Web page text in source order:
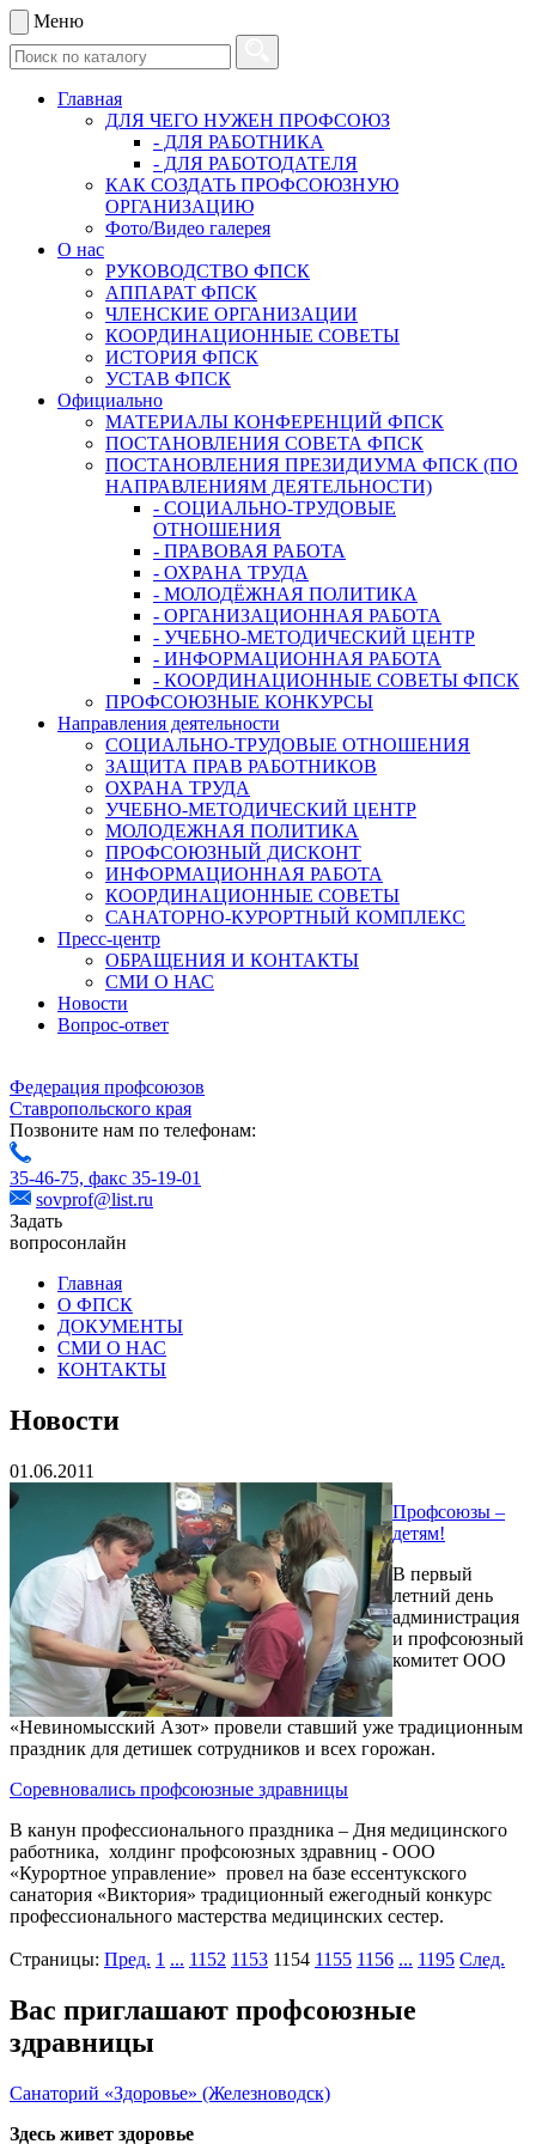
Меню
Главная
ДЛЯ ЧЕГО НУЖЕН ПРОФСОЮЗ
- ДЛЯ РАБОТНИКА
- ДЛЯ РАБОТОДАТЕЛЯ
КАК СОЗДАТЬ ПРОФСОЮЗНУЮ
ОРГАНИЗАЦИЮ
Фото/Видео галерея
О нас
РУКОВОДСТВО ФПСК
АППАРАТ ФПСК
ЧЛЕНСКИЕ ОРГАНИЗАЦИИ
КООРДИНАЦИОННЫЕ СОВЕТЫ
ИСТОРИЯ ФПСК
УСТАВ ФПСК
Официально
МАТЕРИАЛЫ КОНФЕРЕНЦИЙ ФПСК
ПОСТАНОВЛЕНИЯ СОВЕТА ФПСК
ПОСТАНОВЛЕНИЯ ПРЕЗИДИУМА ФПСК (ПО
НАПРАВЛЕНИЯМ ДЕЯТЕЛЬНОСТИ)
- СОЦИАЛЬНО-ТРУДОВЫЕ
ОТНОШЕНИЯ
- ПРАВОВАЯ РАБОТА
- ОХРАНА ТРУДА
- МОЛОДЁЖНАЯ ПОЛИТИКА
- ОРГАНИЗАЦИОННАЯ РАБОТА
- УЧЕБНО-МЕТОДИЧЕСКИЙ ЦЕНТР
- ИНФОРМАЦИОННАЯ РАБОТА
- КООРДИНАЦИОННЫЕ СОВЕТЫ ФПСК
ПРОФСОЮЗНЫЕ КОНКУРСЫ
Направления деятельности
СОЦИАЛЬНО-ТРУДОВЫЕ ОТНОШЕНИЯ
ЗАЩИТА ПРАВ РАБОТНИКОВ
ОХРАНА ТРУДА
УЧЕБНО-МЕТОДИЧЕСКИЙ ЦЕНТР
МОЛОДЕЖНАЯ ПОЛИТИКА
ПРОФСОЮЗНЫЙ ДИСКОНТ
ИНФОРМАЦИОННАЯ РАБОТА
КООРДИНАЦИОННЫЕ СОВЕТЫ
САНАТОРНО-КУРОРТНЫЙ КОМПЛЕКС
Пресс-центр
ОБРАЩЕНИЯ И КОНТАКТЫ
СМИ О НАС
Новости
Вопрос-ответ
Федерация профсоюзов
Ставропольского края
Позвоните нам по телефонам:
35-46-75, факс 35-19-01
sovprof@list.ru
Задать
вопросонлайн
Главная
О ФПСК
ДОКУМЕНТЫ
СМИ О НАС
КОНТАКТЫ
Новости
01.06.2011
Профсоюзы –
детям!
В первый
летний день
администрация
и профсоюзный
комитет ООО
«Невиномысский Азот» провели ставший уже традиционным
праздник для детишек сотрудников и всех горожан.
Соревновались профсоюзные здравницы
В канун профессионального праздника – Дня медицинского
работника, холдинг профсоюзных здравниц - ООО
«Курортное управление» провел на базе ессентукского
санатория «Виктория» традиционный ежегодный конкурс
профессионального мастерства медицинских сестер.
Страницы: Пред. 1 ... 1152 1153 1154 1155 1156 ... 1195 След.
Вас приглашают профсоюзные
здравницы
Санаторий «Здоровье» (Железноводск)
Здесь живет здоровье